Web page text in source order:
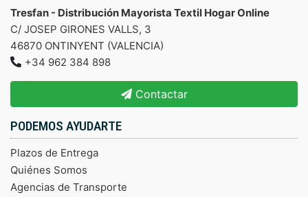
Tresfan - Distribución Mayorista Textil Hogar Online
C/ JOSEP GIRONES VALLS, 3
46870 ONTINYENT (VALENCIA)
+34 962 384 898
Contactar
PODEMOS AYUDARTE
Plazos de Entrega
Quiénes Somos
Agencias de Transporte